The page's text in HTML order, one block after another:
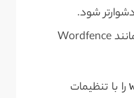
شود.
یک افزونه امنیتی معتبر مانند Wordfence
را با تنظیمات